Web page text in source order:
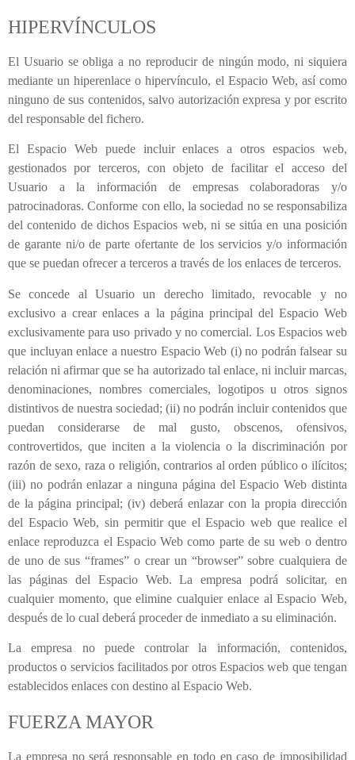
HIPERVÍNCULOS
El Usuario se obliga a no reproducir de ningún modo, ni siquiera
mediante un hiperenlace o hipervínculo, el Espacio Web, así como
ninguno de sus contenidos, salvo autorización expresa y por escrito
del responsable del fichero.
El Espacio Web puede incluir enlaces a otros espacios web,
gestionados por terceros, con objeto de facilitar el acceso del
Usuario a la información de empresas colaboradoras y/o
patrocinadoras. Conforme con ello, la sociedad no se responsabiliza
del contenido de dichos Espacios web, ni se sitúa en una posición
de garante ni/o de parte ofertante de los servicios y/o información
que se puedan ofrecer a terceros a través de los enlaces de terceros.
Se concede al Usuario un derecho limitado, revocable y no
exclusivo a crear enlaces a la página principal del Espacio Web
exclusivamente para uso privado y no comercial. Los Espacios web
que incluyan enlace a nuestro Espacio Web (i) no podrán falsear su
relación ni afirmar que se ha autorizado tal enlace, ni incluir marcas,
denominaciones, nombres comerciales, logotipos u otros signos
distintivos de nuestra sociedad; (ii) no podrán incluir contenidos que
puedan considerarse de mal gusto, obscenos, ofensivos,
controvertidos, que inciten a la violencia o la discriminación por
razón de sexo, raza o religión, contrarios al orden público o ilícitos;
(iii) no podrán enlazar a ninguna página del Espacio Web distinta
de la página principal; (iv) deberá enlazar con la propia dirección
del Espacio Web, sin permitir que el Espacio web que realice el
enlace reproduzca el Espacio Web como parte de su web o dentro
de uno de sus “frames” o crear un “browser” sobre cualquiera de
las páginas del Espacio Web. La empresa podrá solicitar, en
cualquier momento, que elimine cualquier enlace al Espacio Web,
después de lo cual deberá proceder de inmediato a su eliminación.
La empresa no puede controlar la información, contenidos,
productos o servicios facilitados por otros Espacios web que tengan
establecidos enlaces con destino al Espacio Web.
FUERZA MAYOR
La empresa no será responsable en todo en caso de imposibilidad